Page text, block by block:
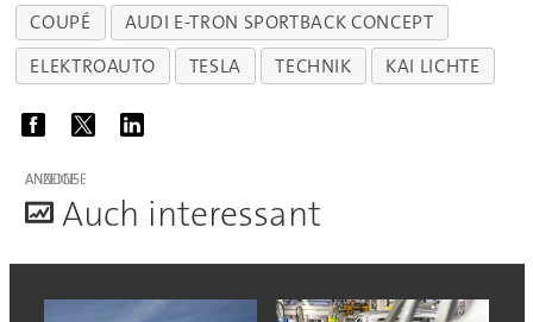
COUPÉ
AUDI E-TRON SPORTBACK CONCEPT
ELEKTROAUTO
TESLA TECHNIK KAI LICHTE
ANZEIGE
Auch interessant